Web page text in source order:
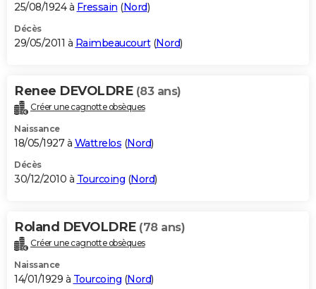
25/08/1924 à Fressain (Nord)
Décès
29/05/2011 à Raimbeaucourt(Nord)
Renee DEVOLDRE (83 ans)
Créer une cagnotte obsèques
Naissance
18/05/1927 à Wattrelos (Nord)
Décès
30/12/2010 à Tourcoing (Nord)
Roland DEVOLDRE (78 ans)
Créer une cagnotte obsèques
Naissance
14/01/1929 à Tourcoing (Nord)